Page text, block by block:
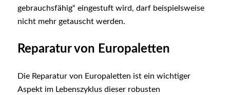
gebrauchsfähig“ eingestuft wird, darf beispielsweise
nicht mehr getauscht werden.
Reparatur von Europaletten
Die Reparatur von Europaletten ist ein wichtiger
Aspekt im Lebenszyklus dieser robusten